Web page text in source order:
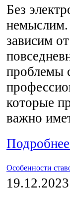
Без
зависим
проблемы
которые
важно
Особенности